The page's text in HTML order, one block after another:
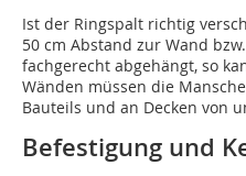
Ist der Ringspalt richtig
50 cm Abstand zur Wand
fachgerecht abgehängt, so
Wänden müssen die
Bauteils und an Decken von
Befestigung und